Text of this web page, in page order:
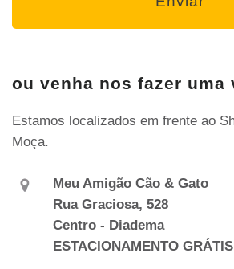
ou venha nos fazer uma
Estamos localizados em frente ao
Moça.
Meu Amigão Cão & Gato
Rua Graciosa, 528
Centro - Diadema
ESTACIONAMENTO GRÁTIS